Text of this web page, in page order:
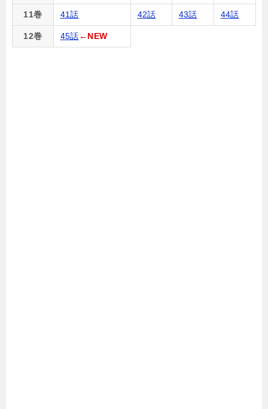
11巻 41話 42話 43話 44話
12巻 45話 ←NEW